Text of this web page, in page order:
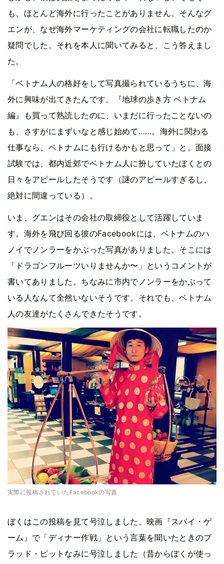
も、ほとんど海外に行ったことがありません。そんなグ
エンが、なぜ海外マーケティングの会社に転職したのか
疑問でした。それを本人に聞いてみると、こう答えまし
た。
「ベトナム人の格好をして写真撮られているうちに、海
外に興味が出てきたんです。『地球の歩き方 ベトナム
編』も買って熟読したのに、いまだに行ったことないの
も、さすがにまずいなと感じ始めて……。海外に関わる
仕事なら、ベトナムにも行けるかもと思って」と。面接
試験では、都内近郊でベトナム人に扮していたぼくとの
日々をアピールしたそうです（謎のアピールすぎるし、
絶対に間違っている）。
いま、グエンはその会社の取締役として活躍していま
す。海外を飛び回る彼のFacebookには、ベトナムのハ
ノイでノンラーをかぶった写真がありました。そこには
「ドラゴンフルーツいりませんか〜」というコメントが
書いてありました。ちなみに市内でノンラーをかぶって
いる人なんて全然いないそうです。それでも、ベトナム
人の友達がたくさんできたそうです。
実際に投稿されていたFacebookの写真
ぼくはこの投稿を見て号泣しました。映画『スパイ・ゲ
ーム』で「ディナー作戦」という言葉を聞いたときのブ
ラッド・ピットなみに号泣しました（昔からぼくが使っ